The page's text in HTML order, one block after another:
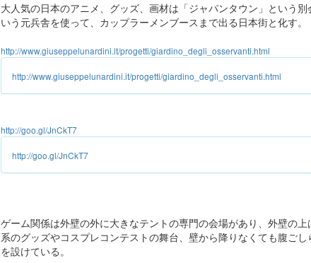
大人気の日本のアニメ、グッズ、画材は「ジャパンタウン」という
いう元兵舎を使って、カップラーメンブースまで出る日本街と化す。
http://www.giuseppelunardini.it/progetti/giardino_degli_osservanti.html
http://www.giuseppelunardini.it/progetti/giardino_degli_osservanti.html
http://goo.gl/JnCkT7
http://goo.gl/JnCkT7
ゲーム関係は外壁の外に大きなテントの専門の会場があり、外壁の
系のグッズやコスプレコンテストの舞台、壁から降りなくても腹ご
を設けている。